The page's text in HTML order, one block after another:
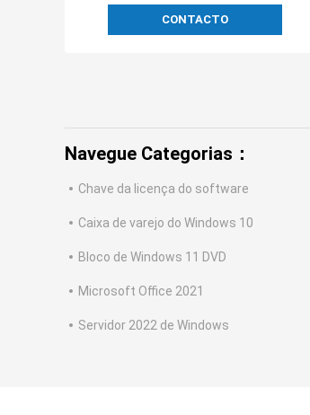
CONTACTO
Navegue Categorias：
Chave da licença do software
Caixa de varejo do Windows 10
Bloco de Windows 11 DVD
Microsoft Office 2021
Servidor 2022 de Windows